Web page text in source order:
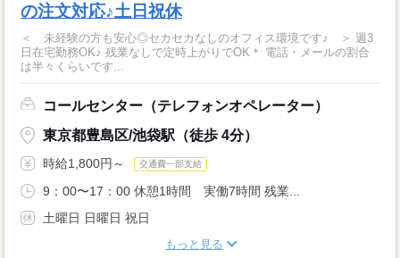
の注文対応♪土日祝休
＜ 未経験の方も安心◎セカセカなしのオフィス環境です♪ ＞ 週3
日在宅勤務OK♪ 残業なしで定時上がりでOK＊ 電話・メールの割合
は半々くらいです...
コールセンター（テレフォンオペレーター）
東京都豊島区/池袋駅（徒歩 4分）
時給1,800円～ 交通費一部支給
9：00〜17：00 休憩1時間 実働7時間 残業...
土曜日 日曜日 祝日
もっと見る